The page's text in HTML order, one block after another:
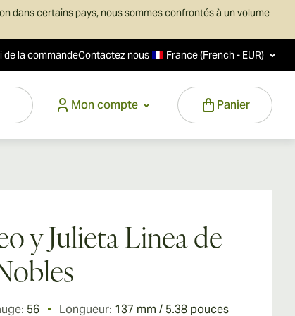
dans certains pays, nous sommes confrontés à un volume
de la commandeContactez nous France (French - EUR)
Mon compte
Panier
y Julieta Linea de
56 Longueur: 137 mm / 5.38 pouces